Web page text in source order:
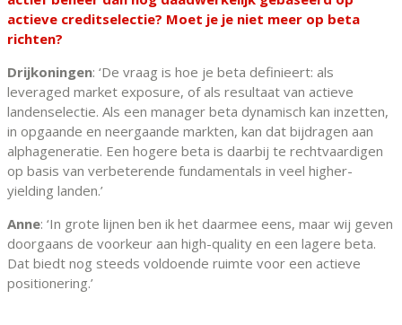
actieve creditselectie? Moet je je niet meer op beta
richten?
Drijkoningen: ‘De vraag is hoe je beta definieert: als
leveraged market exposure, of als resultaat van actieve
landenselectie. Als een manager beta dynamisch kan inzetten,
in opgaande en neergaande markten, kan dat bijdragen aan
alphageneratie. Een hogere beta is daarbij te rechtvaardigen
op basis van verbeterende fundamentals in veel higher-
yielding landen.’
Anne: ‘In grote lijnen ben ik het daarmee eens, maar wij geven
doorgaans de voorkeur aan high-quality en een lagere beta.
Dat biedt nog steeds voldoende ruimte voor een actieve
positionering.’